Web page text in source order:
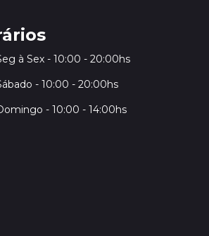
à Sex - 10:00 - 20:00hs
- 10:00 - 20:00hs
- 10:00 - 14:00hs